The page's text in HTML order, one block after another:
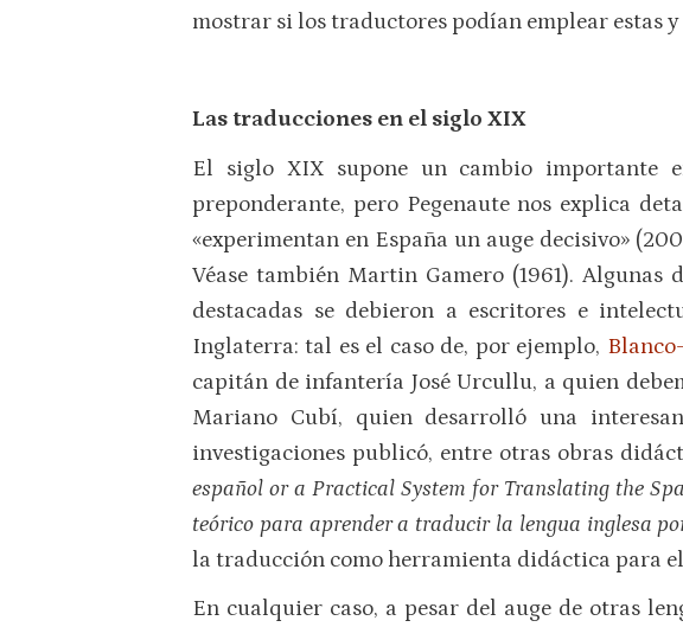
mostrar si los traductores podían emplear estas
Las traducciones en el siglo XIX
El siglo XIX supone un cambio importante
preponderante, pero Pegenaute nos explica
«experimentan en España un auge decisivo»
Véase también Martin Gamero (1961).
destacadas se debieron a escritores e
Inglaterra: tal es el caso de, por ejemplo,
capitán de infantería José Urcullu, a quien
Mariano Cubí, quien desarrolló una
investigaciones publicó, entre otras obras
español or a Practical System for Translating the
teórico para aprender a traducir la lengua inglesa
la traducción como herramienta didáctica para
En cualquier caso, a pesar del auge de otras